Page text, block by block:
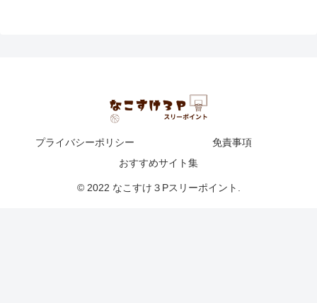
プライバシーポリシー
免責事項
おすすめサイト集
© 2022 なこすけ３Pスリーポイント.